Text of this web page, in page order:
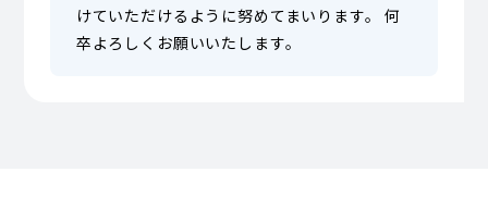
けていただけるように努めてまいります。 何
卒よろしくお願いいたします。